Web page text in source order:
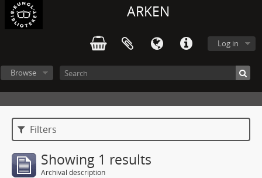
ARKEN
Log in
Browse
Filters
Showing 1 results
Archival description